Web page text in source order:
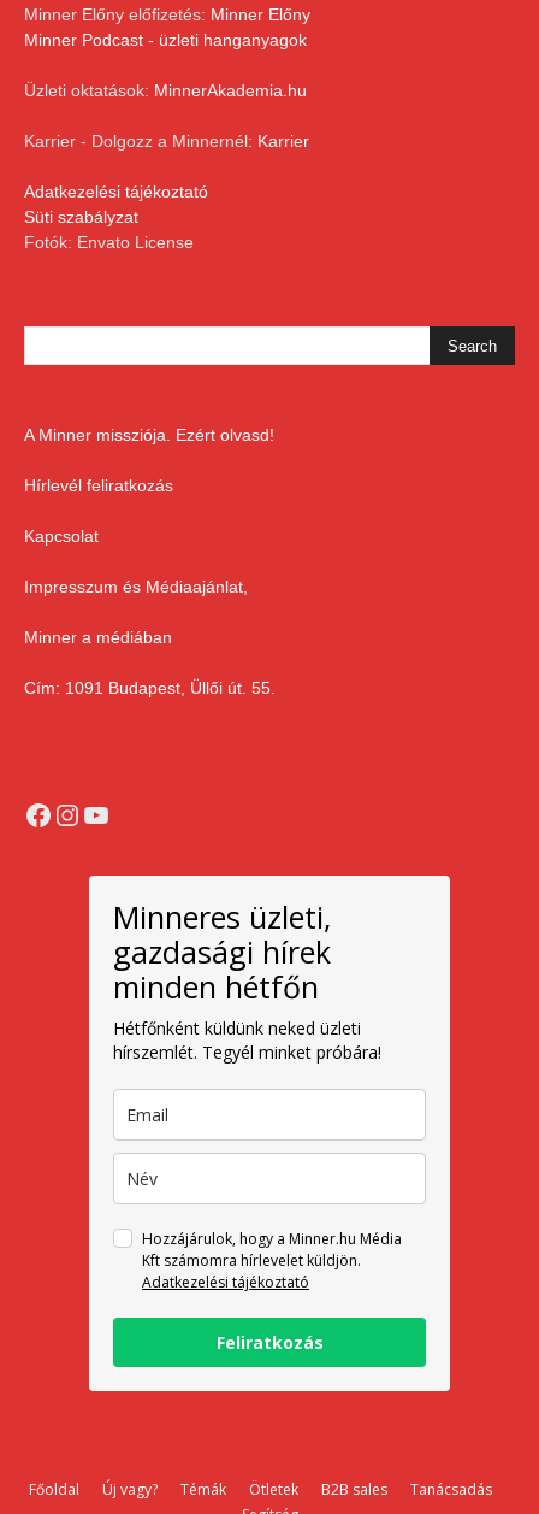
Minner Előny előfizetés: Minner Előny
Minner Podcast - üzleti hanganyagok
Üzleti oktatások: MinnerAkademia.hu
Karrier - Dolgozz a Minnernél: Karrier
Adatkezelési tájékoztató
Süti szabályzat
Fotók: Envato License
A Minner missziója. Ezért olvasd!
Hírlevél feliratkozás
Kapcsolat
Impresszum és Médiaajánlat,
Minner a médiában
Cím: 1091 Budapest, Üllői út. 55.
Facebook
Instagram
YouTube
Minneres üzleti,
gazdasági hírek
minden hétfőn
Hétfőnként küldünk neked üzleti
hírszemlét. Tegyél minket próbára!
Hozzájárulok, hogy a Minner.hu Média
Kft számomra hírlevelet küldjön.
Adatkezelési tájékoztató
Feliratkozás
Főoldal Új vagy? Témák Ötletek B2B sales
Tanácsadás